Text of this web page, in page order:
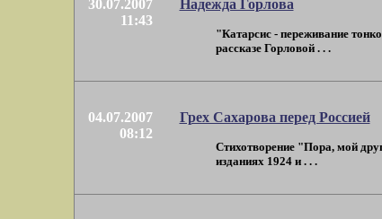
30.07.2007
11:43
Надежда Горлова
"Катарсис - переживание
рассказе Горловой . . .
04.07.2007
08:12
Грех Сахарова перед Россией
Стихотворение "Пора, мой
изданиях 1924 и . . .